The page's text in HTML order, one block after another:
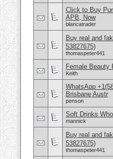
Click to Buy
APB, Now
blancatrader
Buy real and
53827675)
thomaspeter441
Female Beauty
Keith
WhatsApp
Brisbane Austr
penson
Soft Drinks
mannick
Buy real and
53827675)
thomaspeter441